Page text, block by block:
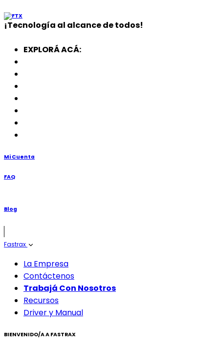
¡Tecnología al alcance de todos!
EXPLORÁ ACÁ:
Mi Cuenta
FAQ
Blog
Fastrax
La Empresa
Contáctenos
Trabajá Con Nosotros
Recursos
Driver y Manual
BIENVENIDO/A A FASTRAX